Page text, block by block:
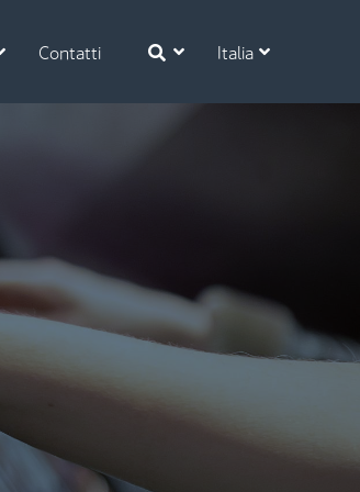
Contatti Italia